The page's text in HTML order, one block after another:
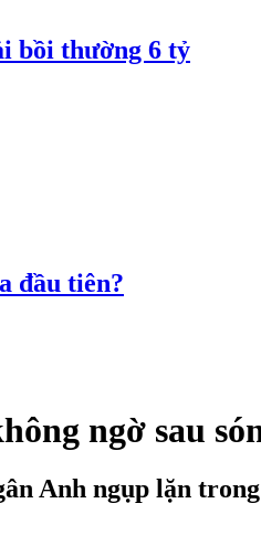
bồi thường 6 tỷ
đầu tiên?
ngờ sau
Anh ngụp lặn